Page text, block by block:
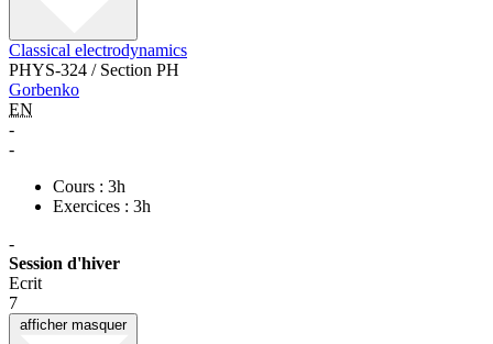
Classical electrodynamics
PHYS-324 / Section PH
Gorbenko
EN
-
-
Cours : 3h
Exercices : 3h
-
Session d'hiver
Ecrit
7
afficher masquer